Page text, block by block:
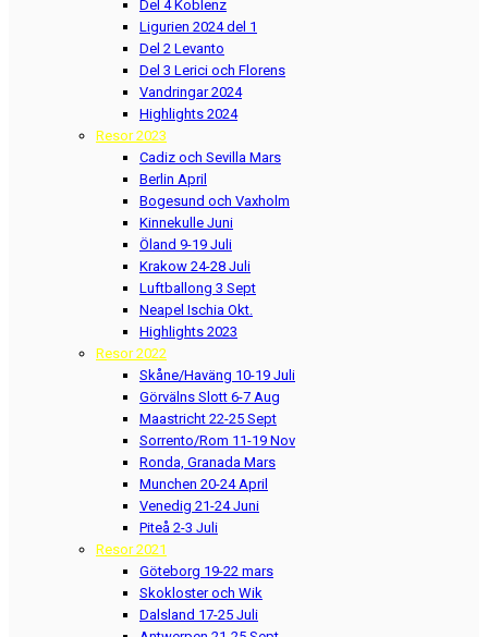
Del 4 Koblenz
Ligurien 2024 del 1
Del 2 Levanto
Del 3 Lerici och Florens
Vandringar 2024
Highlights 2024
Resor 2023
Cadiz och Sevilla Mars
Berlin April
Bogesund och Vaxholm
Kinnekulle Juni
Öland 9-19 Juli
Krakow 24-28 Juli
Luftballong 3 Sept
Neapel Ischia Okt.
Highlights 2023
Resor 2022
Skåne/Haväng 10-19 Juli
Görvälns Slott 6-7 Aug
Maastricht 22-25 Sept
Sorrento/Rom 11-19 Nov
Ronda, Granada Mars
Munchen 20-24 April
Venedig 21-24 Juni
Piteå 2-3 Juli
Resor 2021
Göteborg 19-22 mars
Skokloster och Wik
Dalsland 17-25 Juli